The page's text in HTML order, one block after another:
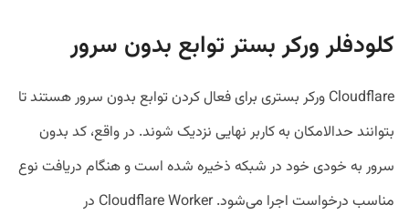
کلودفلر ورکر بستر توابع بدون سرور
Cloudflare ورکر بستری برای فعال کردن توابع بدون سرور هستند تا
بتوانند حدالامکان به کاربر نهایی نزدیک شوند. در واقع، کد بدون
سرور به خودی خود در شبکه ذخیره شده است و هنگام دریافت نوع
مناسب درخواست اجرا می‌شود. Cloudflare Worker در